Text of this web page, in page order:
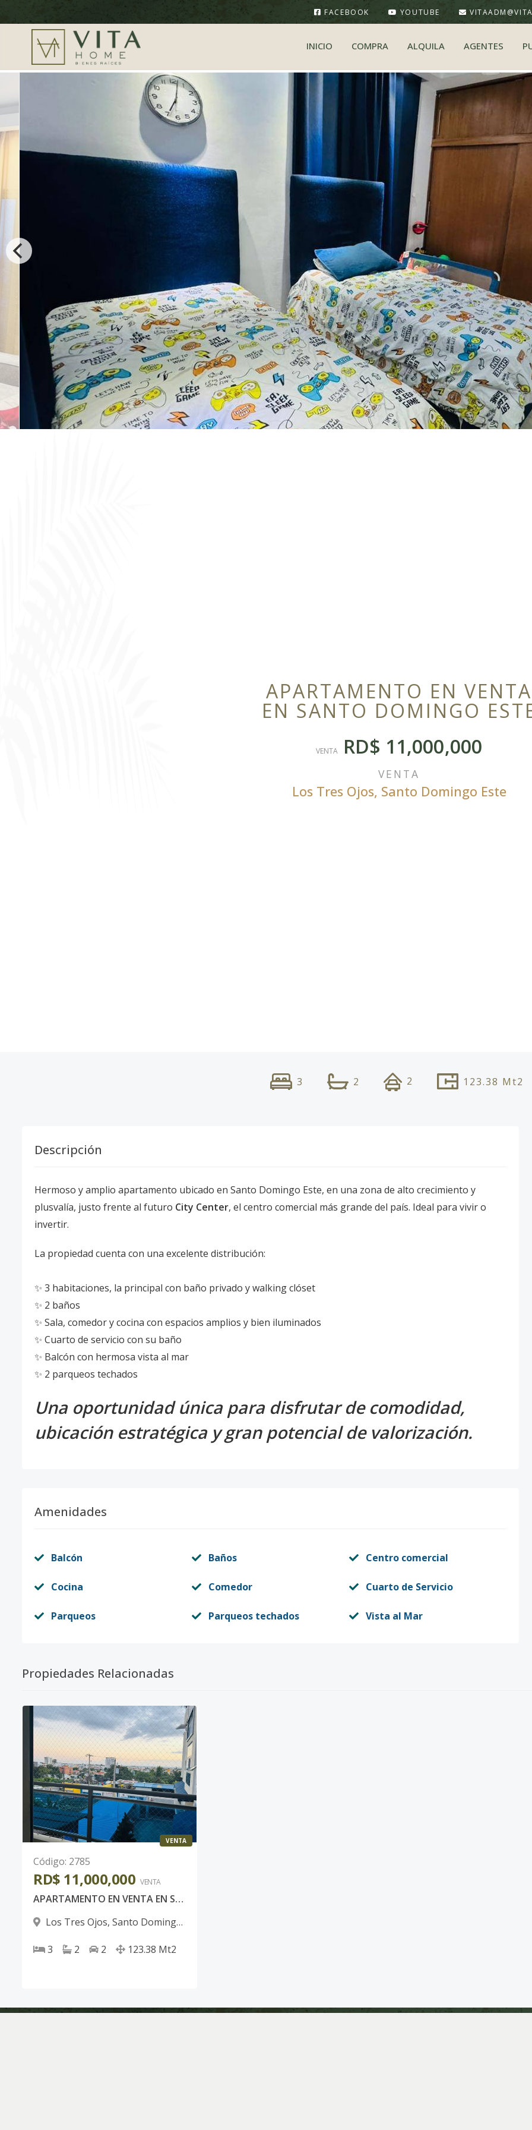
FACEBOOK YOUTUBE
INICIO COMPRA ALQUILA AGENTES
APARTAMENTO EN VENTA
EN SANTO DOMINGO
VENTA RD$ 11,000,000
VENTA
Los Tres Ojos, Santo Domingo Este
3 2 2 123.38 Mt2
Descripción
Hermoso y amplio apartamento ubicado en Santo Domingo Este, en una zona de alto crecimiento y
plusvalía, justo frente al futuro City Center, el centro comercial más grande del país. Ideal para vivir o
invertir.
La propiedad cuenta con una excelente distribución:
✨ 3 habitaciones, la principal con baño privado y walking clóset
✨ 2 baños
✨ Sala, comedor y cocina con espacios amplios y bien iluminados
✨ Cuarto de servicio con su baño
✨ Balcón con hermosa vista al mar
✨ 2 parqueos techados
Una oportunidad única para disfrutar de comodidad,
ubicación estratégica y gran potencial de valorización.
Amenidades
Balcón Baños Centro comercial
Cocina Comedor Cuarto de Servicio
Parqueos Parqueos techados Vista al Mar
Propiedades Relacionadas
VENTA
Código: 2785
RD$ 11,000,000 VENTA
APARTAMENTO EN VENTA EN SANTO DOMINGO ESTE
Los Tres Ojos, Santo Domingo
3
2 2 123.38 Mt2